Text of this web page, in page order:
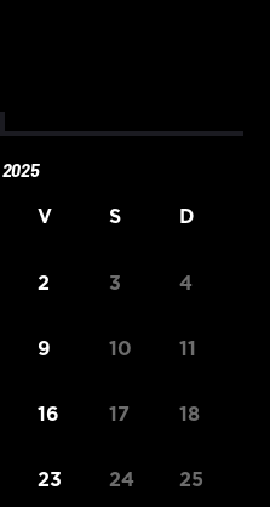
2025
V S D
2 3 4
9 10 11
16 17 18
23 24 25